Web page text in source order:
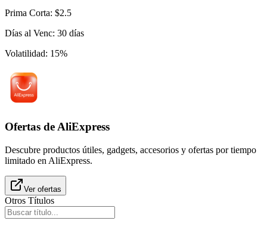
Prima Corta: $2.5
Días al Venc: 30 días
Volatilidad: 15%
Ofertas de AliExpress
Descubre productos útiles, gadgets, accesorios y ofertas por tiempo
limitado en AliExpress.
Ver ofertas
Otros Títulos